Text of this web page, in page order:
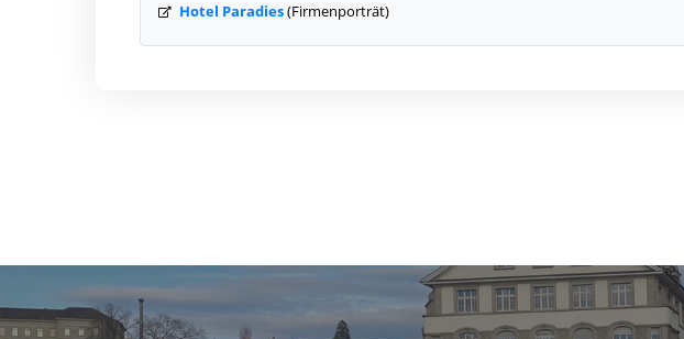
Hotel Paradies(Firmenporträt)